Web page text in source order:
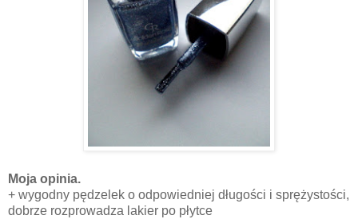
Moja opinia.
+ wygodny pędzelek o odpowiedniej długości i sprężystości,
dobrze rozprowadza lakier po płytce